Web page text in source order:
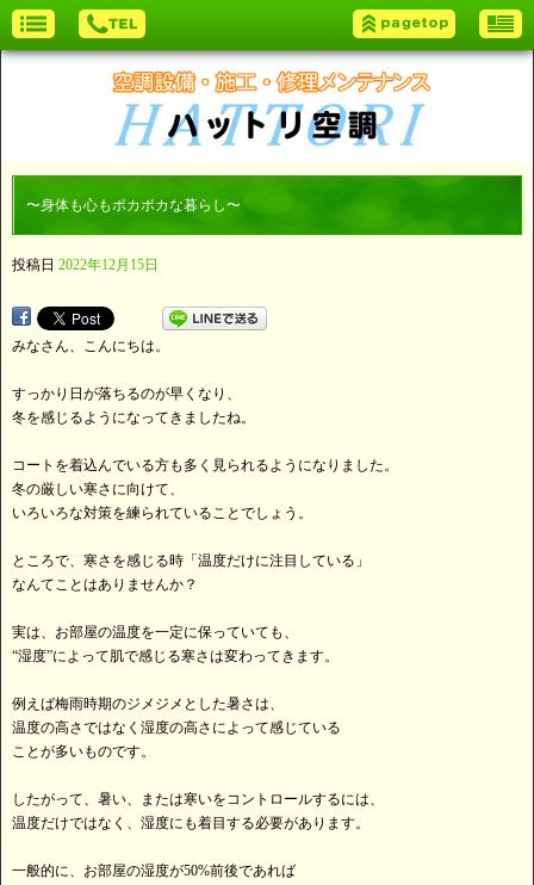
〜身体も心もポカポカな暮らし〜
投稿日 2022年12月15日
みなさん、こんにちは。
すっかり日が落ちるのが早くなり、
冬を感じるようになってきましたね。
コートを着込んでいる方も多く見られるようになりました。
冬の厳しい寒さに向けて、
いろいろな対策を練られていることでしょう。
ところで、寒さを感じる時「温度だけに注目している」
なんてことはありませんか？
実は、お部屋の温度を一定に保っていても、
“湿度”によって肌で感じる寒さは変わってきます。
例えば梅雨時期のジメジメとした暑さは、
温度の高さではなく湿度の高さによって感じている
ことが多いものです。
したがって、暑い、または寒いをコントロールするには、
温度だけではなく、湿度にも着目する必要があります。
一般的に、お部屋の湿度が50%前後であれば